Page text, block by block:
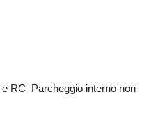
RC Parcheggio interno non